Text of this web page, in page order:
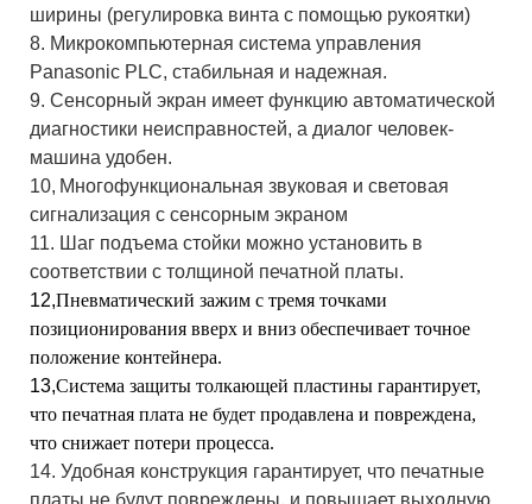
ширины (регулировка винта с помощью рукоятки)
8. Микрокомпьютерная система управления
Panasonic PLC, стабильная и надежная.
9. Сенсорный экран имеет функцию автоматической
диагностики неисправностей, а диалог человек-
машина удобен.
10, Многофункциональная звуковая и световая
сигнализация с сенсорным экраном
11. Шаг подъема стойки можно установить в
соответствии с толщиной печатной платы.
12,Пневматический зажим с тремя точками
позиционирования вверх и вниз обеспечивает точное
положение контейнера.
13,Система защиты толкающей пластины гарантирует,
что печатная плата не будет продавлена ​​и повреждена,
что снижает потери процесса.
14. Удобная конструкция гарантирует, что печатные
платы не будут повреждены, и повышает выходную